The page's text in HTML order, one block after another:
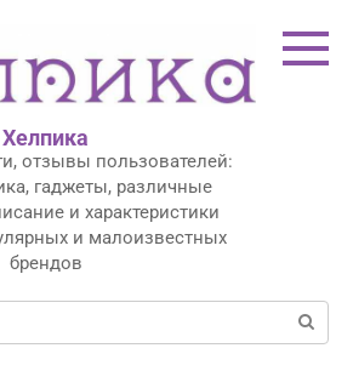
Хелпика
отзывы пользователей:
гаджеты, различные
и характеристики
и малоизвестных
брендов